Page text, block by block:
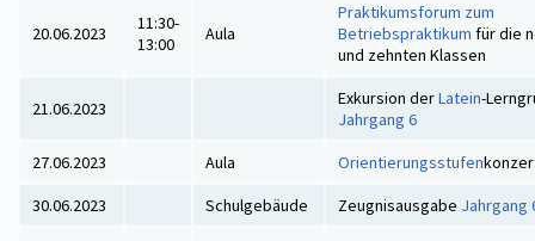
20.06.2023
11:30-
13:00
Aula
Praktikumsforum zum
Betriebspraktikum für die
und zehnten Klassen
21.06.2023 Exkursion derLatein-
Jahrgang 6
27.06.2023
Aula Orientierungsstufen
30.06.2023
Schulgebäude Zeugnisausgabe Jahrgang